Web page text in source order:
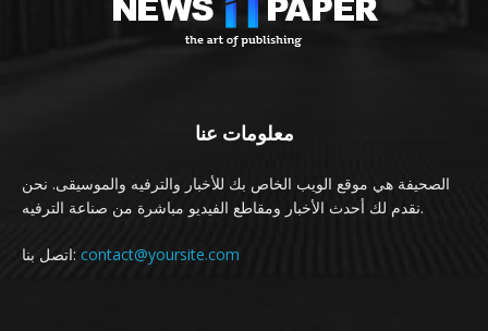
معلومات عنا
الصحيفة هي موقع الويب الخاص بك للأخبار والترفيه والموسيقى. نحن
نقدم لك أحدث الأخبار ومقاطع الفيديو مباشرة من صناعة الترفيه.
اتصل بنا: contact@yoursite.com